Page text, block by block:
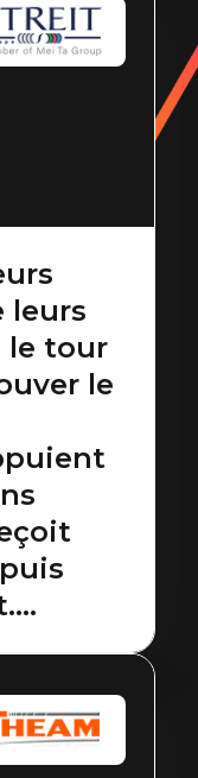
leurs
le tour
le